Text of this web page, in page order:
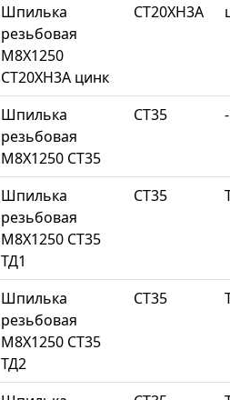
Шпилька
резьбовая
М8Х1250
СТ20ХН3А цинк
СТ20ХН3А
Шпилька
резьбовая
М8Х1250 СТ35
СТ35 -
Шпилька
резьбовая
М8Х1250 СТ35
ТД1
СТ35
Шпилька
резьбовая
М8Х1250 СТ35
ТД2
СТ35